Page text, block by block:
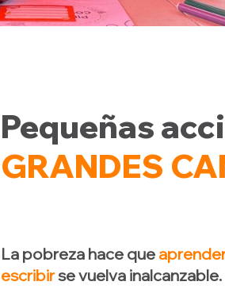
Pequeñas
GRANDES
La pobreza hace que
escribirse vuelva inalcanzable.